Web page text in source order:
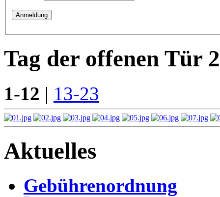
Tag der offenen Tür
1-12 | 13-23
Aktuelles
Gebührenordnung